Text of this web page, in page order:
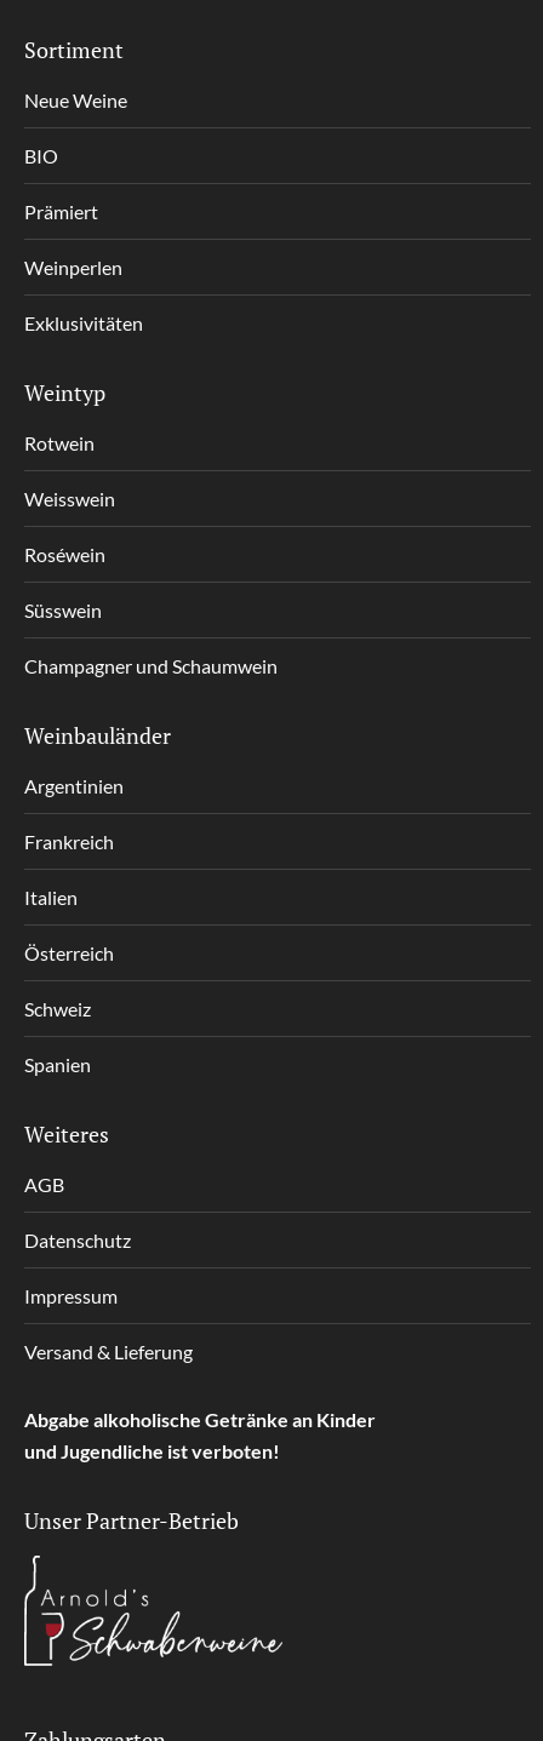
Sortiment
Neue Weine
BIO
Prämiert
Weinperlen
Exklusivitäten
Weintyp
Rotwein
Weisswein
Roséwein
Süsswein
Champagner und Schaumwein
Weinbauländer
Argentinien
Frankreich
Italien
Österreich
Schweiz
Spanien
Weiteres
AGB
Datenschutz
Impressum
Versand & Lieferung
Abgabe alkoholische Getränke an Kinder
und Jugendliche ist verboten!
Unser Partner-Betrieb